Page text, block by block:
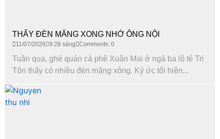
THẤY ĐÈN MĂNG XONG NHỚ ÔNG NỘI
11/07/2026 9:28 sáng Comments: 0
Tuần qua, ghé quán cà phê Xuân Mai ở ngả ba lộ tẻ Tri
Tôn thấy có nhiều đèn măng xông. Ký ức tôi hiện...